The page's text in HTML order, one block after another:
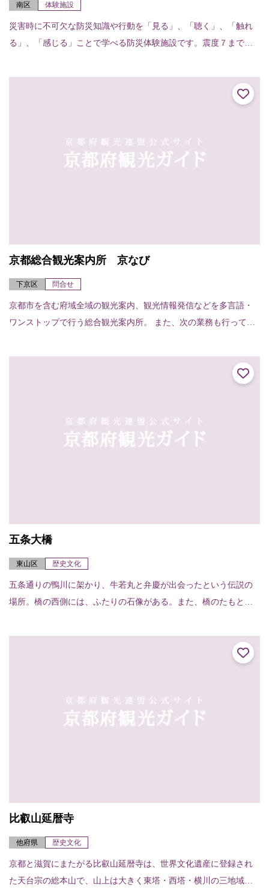
南区 体験施設
災害時に不可欠な防災知識や行動を「見る」、「聴く」、「触れ
る」、「感じる」ことで学べる防災体験施設です。震度７までの
ぶ「地震体験室」、大...
京都総合観光案内所 京なび
下京区 問合せ
京都市を含む府域全域の観光案内、観光情報発信などを多言語・
ワンストップで行う総合観光案内所。 また、次の業務も行ってい
貸出 貸出台数...
五条大橋
東山区 歴史文化
五条通りの鴨川に架かり、牛若丸と弁慶が出会ったという伝説の
場所。橋の西側には、ふたりの石像がある。また、橋のたもとに
建っている。
比叡山延暦寺
他府県 歴史文化
京都と滋賀にまたがる比叡山延暦寺は、世界文化遺産に登録され
た天台宗の総本山で、山上は大きく東塔・西塔・横川の三地域に